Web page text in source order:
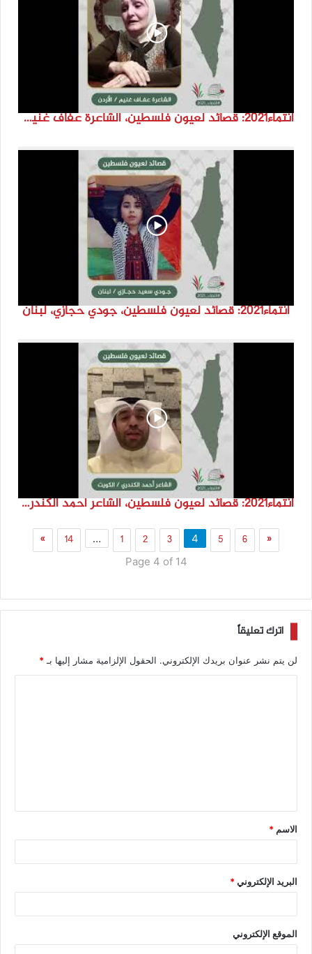
انتماء2021: قصائد لعيون فلسطين، الشاعرة عفاف غنيم، الاردن
انتماء2021: قصائد لعيون فلسطين، جودي حجازي، لبنان
انتماء2021: قصائد لعيون فلسطين، الشاعر احمد الكندري، الكويت
«
1 2 3 4 5 6
…
14
»
Page 4 of 14
اترك تعليقاً
لن يتم نشر عنوان بريدك الإلكتروني. الحقول الإلزامية مشار إليها بـ *
الاسم *
البريد الإلكتروني*
الموقع الإلكتروني